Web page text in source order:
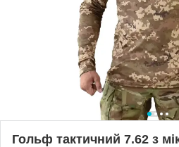
Гольф тактичний 7.62 з